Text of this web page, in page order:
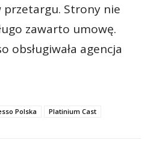
przetargu. Strony nie
zawarto umowę.
obsługiwała agencja
Polska Platinium Cast